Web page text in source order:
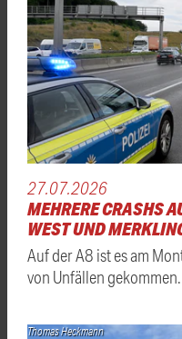
27.07.2026
MEHRERE CRASHS
WEST UND
Auf der A8 ist es am
von Unfällen
Thomas Heckmann